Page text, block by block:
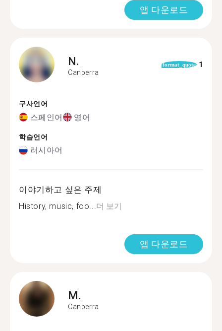
앱 다운로드
N.
Canberra
format_quote 1
구사언어
스페인어 영어
학습언어
러시아어
이야기하고 싶은 주제
History, music, foo...더 보기
앱 다운로드
M.
Canberra